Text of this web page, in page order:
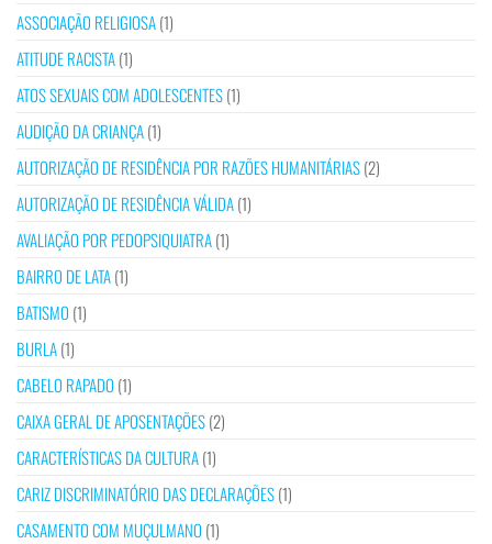
ASSOCIAÇÃO RELIGIOSA(1)
ATITUDE RACISTA(1)
ATOS SEXUAIS COM ADOLESCENTES(1)
AUDIÇÃO DA CRIANÇA(1)
AUTORIZAÇÃO DE RESIDÊNCIA POR RAZÕES HUMANITÁRIAS(2)
AUTORIZAÇÃO DE RESIDÊNCIA VÁLIDA(1)
AVALIAÇÃO POR PEDOPSIQUIATRA(1)
BAIRRO DE LATA(1)
BATISMO (1)
BURLA(1)
CABELO RAPADO (1)
CAIXA GERAL DE APOSENTAÇÕES(2)
CARACTERÍSTICAS DA CULTURA(1)
CARIZ DISCRIMINATÓRIO DAS DECLARAÇÕES(1)
CASAMENTO COM MUÇULMANO (1)